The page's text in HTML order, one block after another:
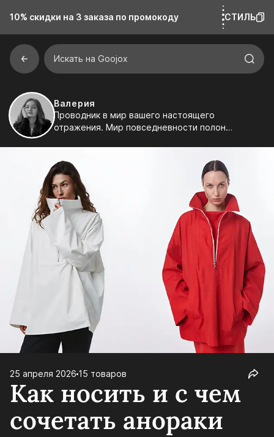
10% скидки на 3 заказа по промокоду СТИЛЬ
Искать на Goojox
Валерия
Проводник в мир вашего настоящего
отражения. Мир повседневности полон
— попытка интерпретации реальности. Иногда
на пути достаточно одного намёка, чтобы шаг
стал увереннее.
25 апреля 2026 15 товаров
Как носить и с чем
сочетать анораки